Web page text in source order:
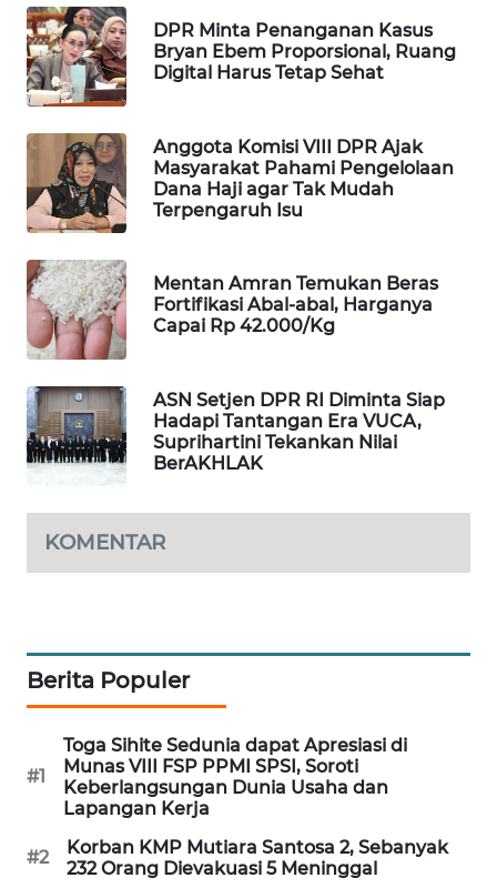
DPR Minta Penanganan Kasus
Bryan Ebem Proporsional, Ruang
Digital Harus Tetap Sehat
Anggota Komisi VIII DPR Ajak
Masyarakat Pahami Pengelolaan
Dana Haji agar Tak Mudah
Terpengaruh Isu
Mentan Amran Temukan Beras
Fortifikasi Abal-abal, Harganya
Capai Rp 42.000/Kg
ASN Setjen DPR RI Diminta Siap
Hadapi Tantangan Era VUCA,
Suprihartini Tekankan Nilai
BerAKHLAK
KOMENTAR
Berita Populer
#1
Toga Sihite Sedunia dapat Apresiasi di
Munas VIII FSP PPMI SPSI, Soroti
Keberlangsungan Dunia Usaha dan
Lapangan Kerja
#2
Korban KMP Mutiara Santosa 2, Sebanyak
232 Orang Dievakuasi 5 Meninggal
WAHANA
Wahana
Network
KONSUMEN
LISTRIK
MASYARAKAT
WALINKI
ID
MAWAKA
ID
MARTABAT
LKKI
KOPEKLIN
PORTAL